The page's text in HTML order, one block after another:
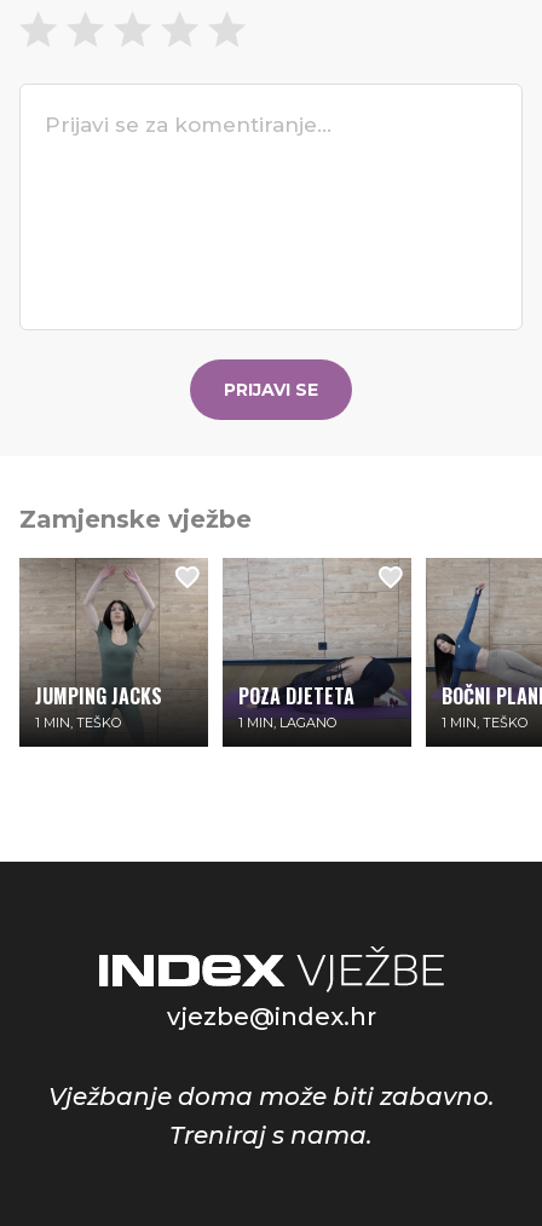
PRIJAVI SE
Zamjenske vježbe
JUMPING JACKS
1 MIN, TEŠKO
POZA DJETETA
1 MIN, LAGANO
BOČNI
1 MIN, TEŠKO
vjezbe@index.hr
Vježbanje doma može biti zabavno.
Treniraj s nama.